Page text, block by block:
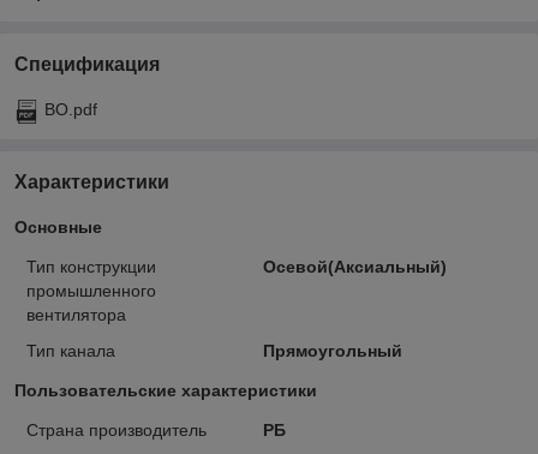
Спецификация
ВО.pdf
Характеристики
Основные
Тип конструкции
промышленного
вентилятора
Осевой(Аксиальный)
Тип канала Прямоугольный
Пользовательские характеристики
Страна производитель РБ